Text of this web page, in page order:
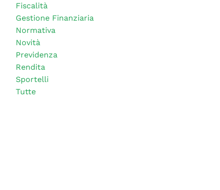
Fiscalità
Gestione Finanziaria
Normativa
Novità
Previdenza
Rendita
Sportelli
Tutte